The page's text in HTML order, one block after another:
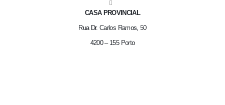
CASA PROVINCIAL
Rua Dr. Carlos Ramos, 50
4200 – 155 Porto